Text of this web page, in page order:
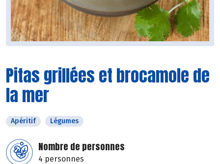
Pitas grillées et brocamole de
la mer
Apéritif Légumes
Nombre de personnes
4 personnes